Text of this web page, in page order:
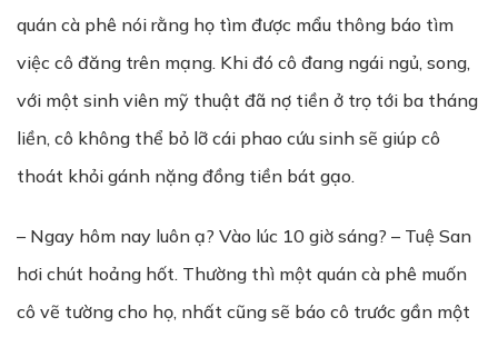
quán cà phê nói rằng họ tìm được mẩu thông báo tìm
việc cô đăng trên mạng. Khi đó cô đang ngái ngủ, song,
với một sinh viên mỹ thuật đã nợ tiền ở trọ tới ba tháng
liền, cô không thể bỏ lỡ cái phao cứu sinh sẽ giúp cô
thoát khỏi gánh nặng đồng tiền bát gạo.
– Ngay hôm nay luôn ạ? Vào lúc 10 giờ sáng? – Tuệ San
hơi chút hoảng hốt. Thường thì một quán cà phê muốn
cô vẽ tường cho họ, nhất cũng sẽ báo cô trước gần một